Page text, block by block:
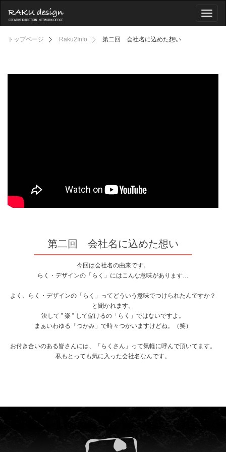
トップページ Raku2Info 第二回 会社名に込めた想い
第二回 会社名に込めた想い
今回は会社名の由来です。
らく・デザインの「らく」にはこんな意味があります…
よく、らく・デザインの「らく」ってどういう意味でつけられたんですか？
と聞かれます。
決して ” 楽 ” して儲けるの「らく」ではないですよ。
まぁいわゆる「つかみ」で時々つかいますけどね。（笑）
お付き合いのある皆さんには、「らくさん」って気軽に呼んで頂いてます。
私もとっても気に入った会社名なんです。